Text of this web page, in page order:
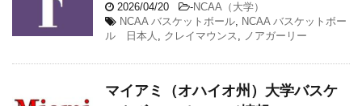
2026/04/20 -NCAA（大学）
NCAA バスケットボール, NCAA バスケットボー
ル 日本人 , クレイマウンス , ノアガーリー
マイアミ（オハイオ州）大学バスケ